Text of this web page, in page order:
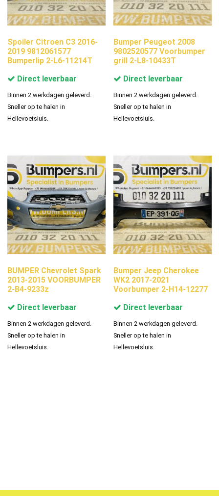
Spoiler Citroen C3 2016-
2019 9812061577
Bumperlip 2-L6-11214T
Direct leverbaar
Binnen 2 werkdagen geleverd.
Sneller op te halen in
Hellevoetsluis.
Bumper Peugeot 2008
9802520577 Voorbumper
grill 2-L8-10433T
Direct leverbaar
Binnen 2 werkdagen geleverd.
Sneller op te halen in
Hellevoetsluis.
BUMPER Chevrolet Spark
2013-2015 VOORBUMPER
2-B4-9233z
Direct leverbaar
Binnen 2 werkdagen geleverd.
Sneller op te halen in
Hellevoetsluis.
Bumper Jeep Cherokee
WK2 2017-2021
Voorbumper 2-H14-12277
Direct leverbaar
Binnen 2 werkdagen geleverd.
Sneller op te halen in
Hellevoetsluis.